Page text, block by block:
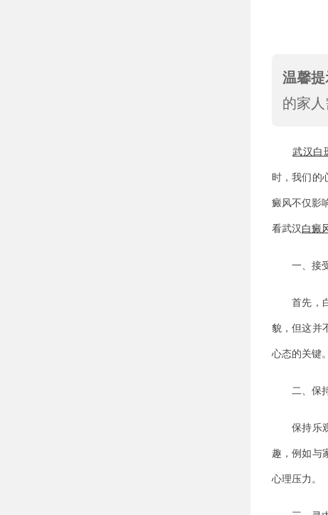
温馨提
的家
武汉白
时，我们的
癜风不仅影
看武汉 白癜
一、接受
首先，白
貌，但这并
心态的关键。
二、保持
保持乐观
趣，例如与
心理压力。